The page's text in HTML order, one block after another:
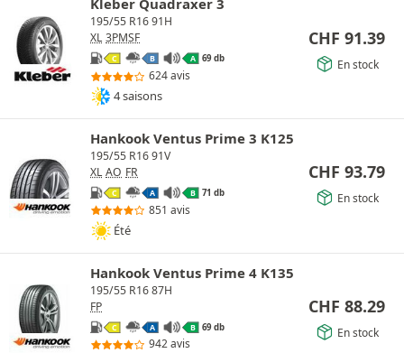
Kleber Quadraxer 3
195/55 R16 91H
XL 3PMSF
C B A 69 db
624 avis
4 saisons
CHF 91.39
En stock
Hankook Ventus Prime 3 K125
195/55 R16 91V
XL AO FR
C A B 71 db
851 avis
Été
CHF 93.79
En stock
Hankook Ventus Prime 4 K135
195/55 R16 87H
FP
C A B 69 db
942 avis
CHF 88.29
En stock